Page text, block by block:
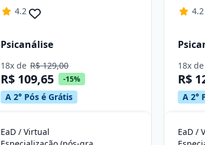
4.2
Psicanálise
18x de R$ 129,00
R$ 109,65 -15%
A 2° Pós é Grátis
EaD / Virtual
4.2
18x de
R$
A 2°
EaD /